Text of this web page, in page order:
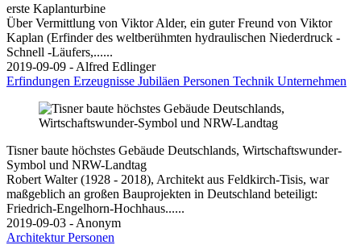
erste Kaplanturbine
Über Vermittlung von Viktor Alder, ein guter Freund von Viktor
Kaplan (Erfinder des weltberühmten hydraulischen Niederdruck -
Schnell -Läufers,......
2019-09-09 - Alfred Edlinger
Erfindungen Erzeugnisse Jubiläen Personen Technik Unternehmen
Tisner baute höchstes Gebäude Deutschlands, Wirtschaftswunder-
Symbol und NRW-Landtag
Robert Walter (1928 - 2018), Architekt aus Feldkirch-Tisis, war
maßgeblich an großen Bauprojekten in Deutschland beteiligt:
Friedrich-Engelhorn-Hochhaus......
2019-09-03 - Anonym
ArchitekturPersonen